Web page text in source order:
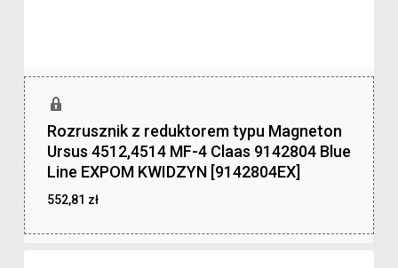
Rozrusznik z reduktorem typu Magneton
Ursus 4512,4514 MF-4 Claas 9142804 Blue
Line EXPOM KWIDZYN [9142804EX]
552,81 zł